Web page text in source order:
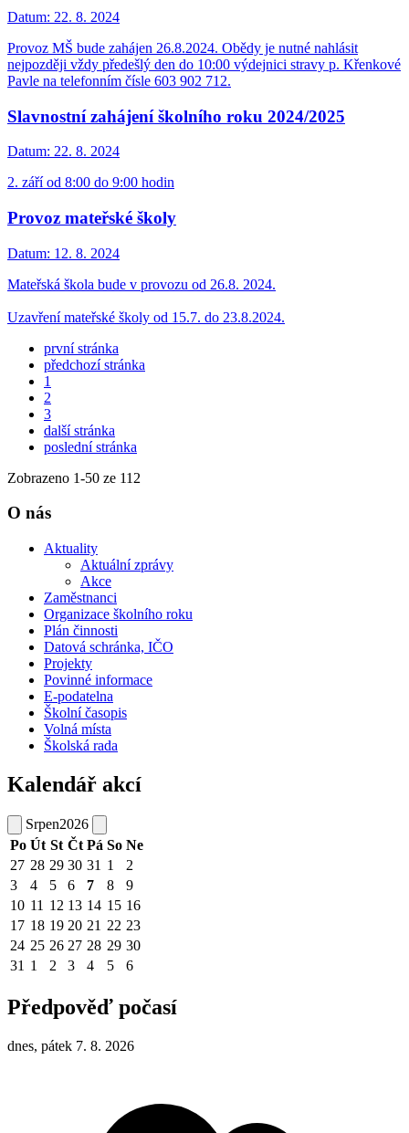
Datum: 22. 8. 2024
Provoz MŠ bude zahájen 26.8.2024. Obědy je nutné nahlásit
nejpozději vždy předešlý den do 10:00 výdejnici stravy p. Křenkové
Pavle na telefonním čísle 603 902 712.
Slavnostní zahájení školního roku 2024/2025
Datum: 22. 8. 2024
2. září od 8:00 do 9:00 hodin
Provoz mateřské školy
Datum: 12. 8. 2024
Mateřská škola bude v provozu od 26.8. 2024.
Uzavření mateřské školy od 15.7. do 23.8.2024.
první stránka
předchozí stránka
1
2
3
další stránka
poslední stránka
Zobrazeno 1-50 ze 112
O nás
Aktuality
Aktuální zprávy
Akce
Zaměstnanci
Organizace školního roku
Plán činnosti
Datová schránka, IČO
Projekty
Povinné informace
E-podatelna
Školní časopis
Volná místa
Školská rada
Kalendář akcí
Srpen2026
Po Út St Čt Pá So Ne
27 28 29 30 31 1
2
3
4 5 6 7 8
9
10 11 12 13 14 15 16
17 18 19 20 21 22 23
24 25 26 27 28 29 30
31 1 2 3 4 5 6
Předpověď počasí
dnes, pátek 7. 8. 2026